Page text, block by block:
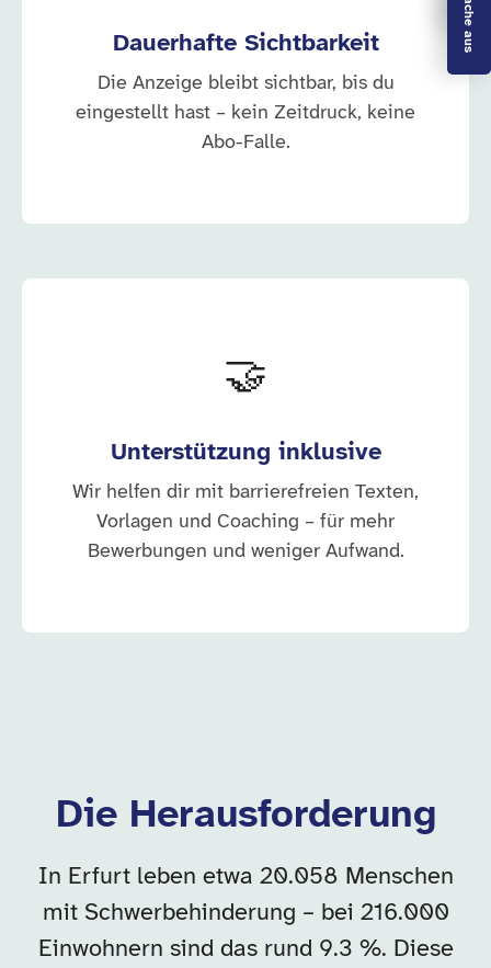
Dauerhafte Sichtbarkeit
Die Anzeige bleibt sichtbar, bis du
eingestellt hast – kein Zeitdruck, keine
Abo-Falle.
🤝
Unterstützung inklusive
Wir helfen dir mit barrierefreien Texten,
Vorlagen und Coaching – für mehr
Bewerbungen und weniger Aufwand.
Die Herausforderung
In Erfurt leben etwa 20.058 Menschen
mit Schwerbehinderung – bei 216.000
Einwohnern sind das rund 9.3 %. Diese